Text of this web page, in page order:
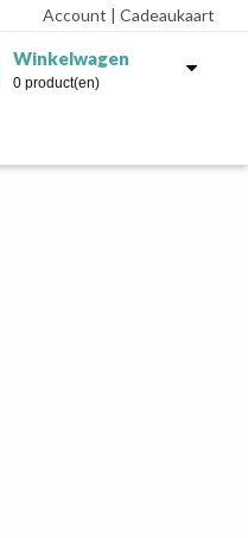
Account | Cadeaukaart
Winkelwagen
0 product(en)